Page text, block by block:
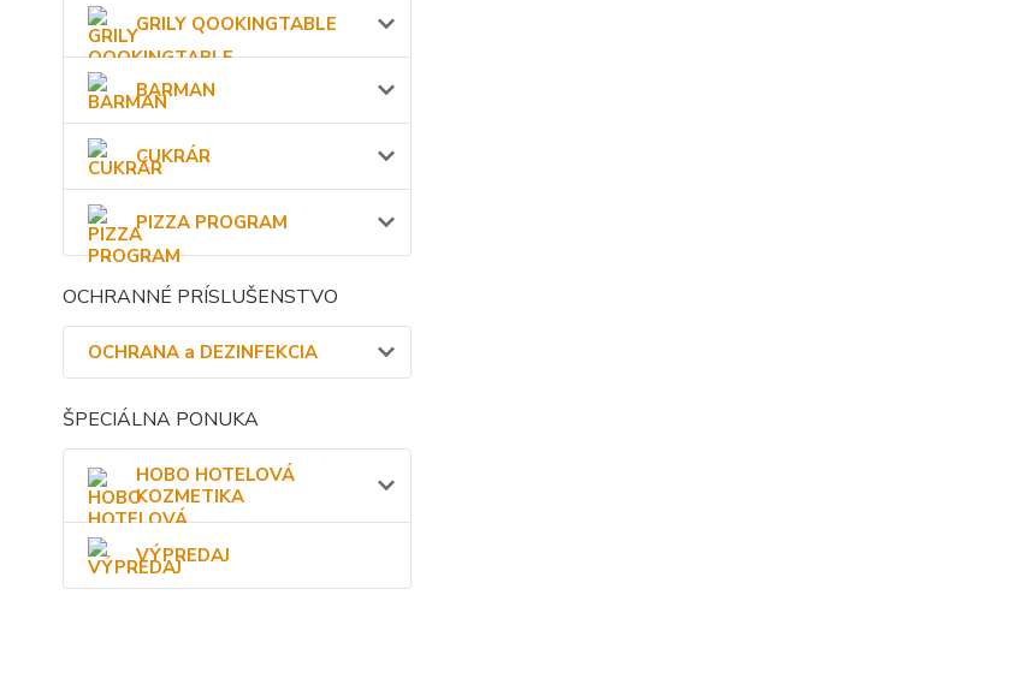
GRILY QOOKINGTABLE
BARMAN
CUKRÁR
PIZZA PROGRAM
OCHRANNÉ PRÍSLUŠENSTVO
OCHRANA a DEZINFEKCIA
ŠPECIÁLNA PONUKA
HOBO HOTELOVÁ
KOZMETIKA
VÝPREDAJ